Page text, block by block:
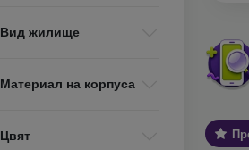
Вид жилище
Материал на корпуса
Цвят